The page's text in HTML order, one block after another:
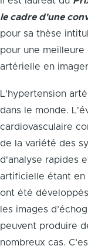
le cadre d'une
pour sa thèse
pour une meilleure
artérielle en
L'hypertension
dans le monde.
cardiovasculaire
de la variété des
d'analyse rapides
artificielle étant en
ont été
les images
peuvent produire
nombreux cas.